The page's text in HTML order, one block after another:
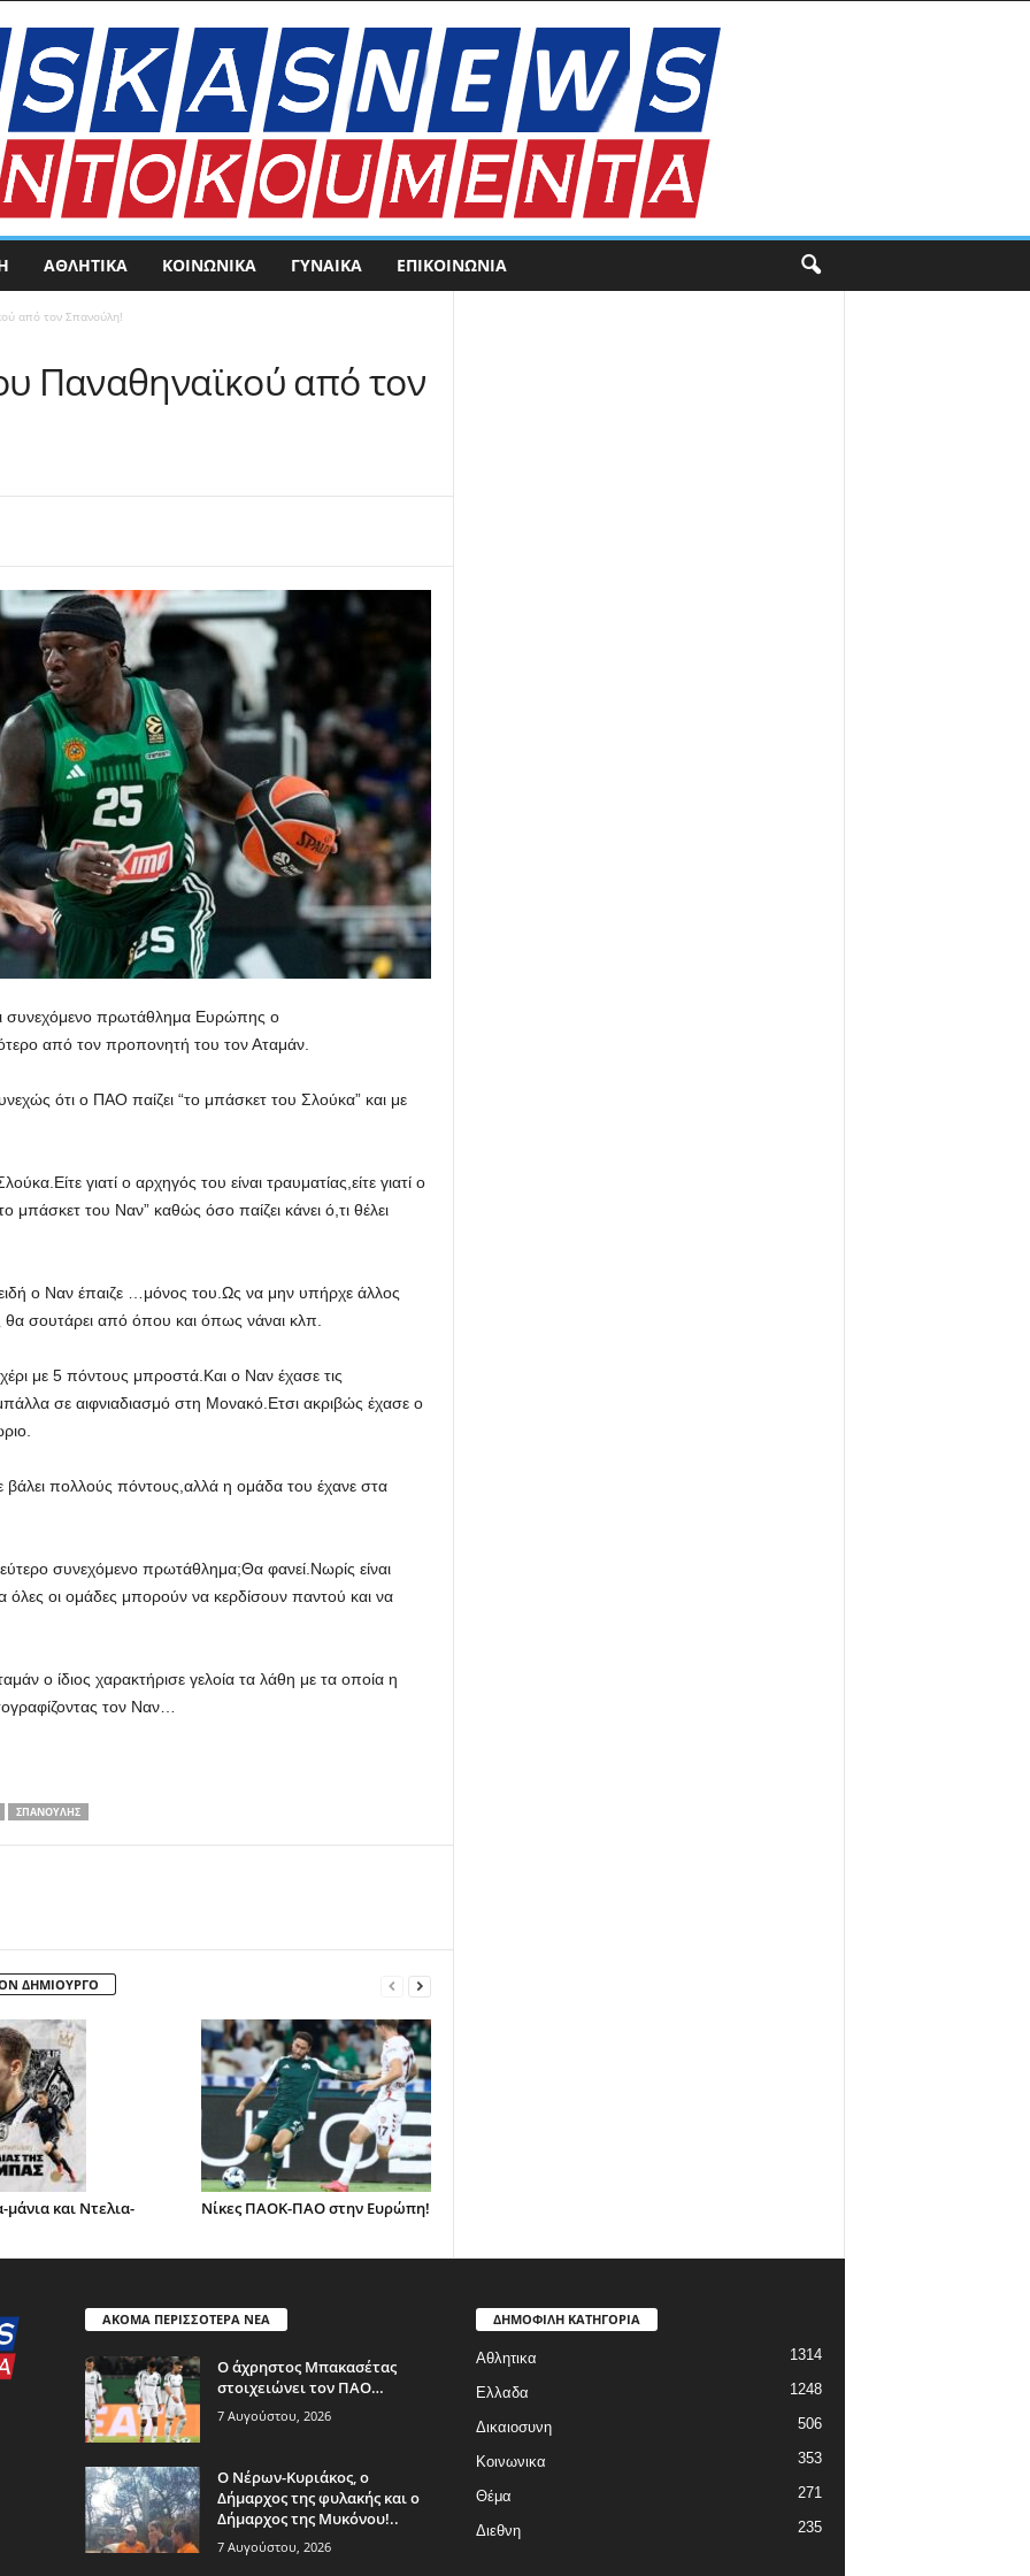
ΑΘΛΗΤΙΚΑ ΚΟΙΝΩΝΙΚΑ ΓΥΝΑΙΚΑ ΕΠΙΚΟΙΝΩΝΊΑ
από τον Σπανούλη!
Παναθηναϊκού από τον
συνεχόμενο πρωτάθλημα Ευρώπης ο
από τον προπονητή του τον Αταμάν.
ότι ο ΠΑΟ παίζει “το μπάσκετ του Σλούκα” και με
γιατί ο αρχηγός του είναι τραυματίας,είτε γιατί ο
μπάσκετ του Ναν” καθώς όσο παίζει κάνει ό,τι θέλει
ο Ναν έπαιζε …μόνος του.Ως να μην υπήρχε άλλος
σουτάρει από όπου και όπως νάναι κλπ.
με 5 πόντους μπροστά.Και ο Ναν έχασε τις
μπάλλα σε αιφνιαδιασμό στη Μονακό.Ετσι ακριβώς έχασε ο
βάλει πολλούς πόντους,αλλά η ομάδα του έχανε στα
συνεχόμενο πρωτάθλημα;Θα φανεί.Νωρίς είναι
οι ομάδες μπορούν να κερδίσουν παντού και να
ο ίδιος χαρακτήρισε γελοία τα λάθη με τα οποία η
τον Ναν…
ΣΠΑΝΟΥΛΗΣ
ΔΗΜΙΟΥΡΓΟ
και Ντελια-
Νίκες ΠΑΟΚ-ΠΑΟ στην Ευρώπη!
ΑΚΟΜΑ ΠΕΡΙΣΣΟΤΕΡΑ ΝΕΑ
Ο άχρηστος Μπακασέτας
στοιχειώνει τον ΠΑΟ…
7 Αυγούστου, 2026
Ο Νέρων-Κυριάκος, o
Δήμαρχος της φυλακής και ο
Δήμαρχος της Μυκόνου!..
7 Αυγούστου, 2026
ΔΗΜΟΦΙΛΗ ΚΑΤΗΓΟΡΙΑ
Αθλητικα 1314
Ελλαδα 1248
Δικαιοσυνη 506
Κοινωνικα 353
Θέμα 271
Διεθνη 235